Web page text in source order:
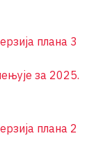
плана 3
за 2025.
плана 2